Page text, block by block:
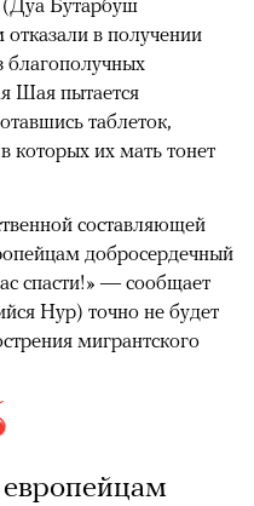
в получении
благополучных
Шая пытается
таблеток,
которых их мать тонет
составляющей
добросердечный
спасти!» — сообщает
Нур) точно не будет
мигрантского